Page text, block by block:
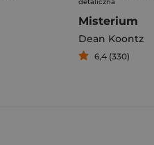
Misterium
Dean Koontz
6,4 (330)